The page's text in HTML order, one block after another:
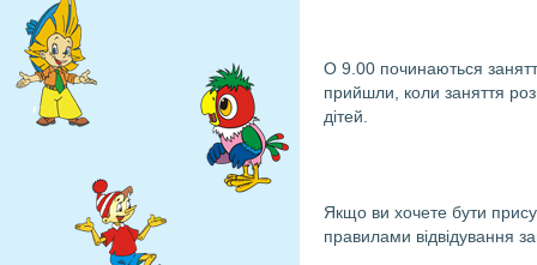
О 9.00 починаються
прийшли, коли заняття
дітей.
Якщо ви хочете бути
правилами відвідування